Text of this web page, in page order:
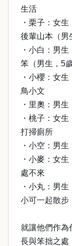
生活
・栗子：女
後輩山本（男
・小白：男
笨（男生，5
・小櫻：女
鳥小文
・里奧：男
・桃子：女
打掃廁所
・小空：男
・小麥：女
處不來
・小丸：男
小可一起散步
就讓他們作為
長與笨拙之處